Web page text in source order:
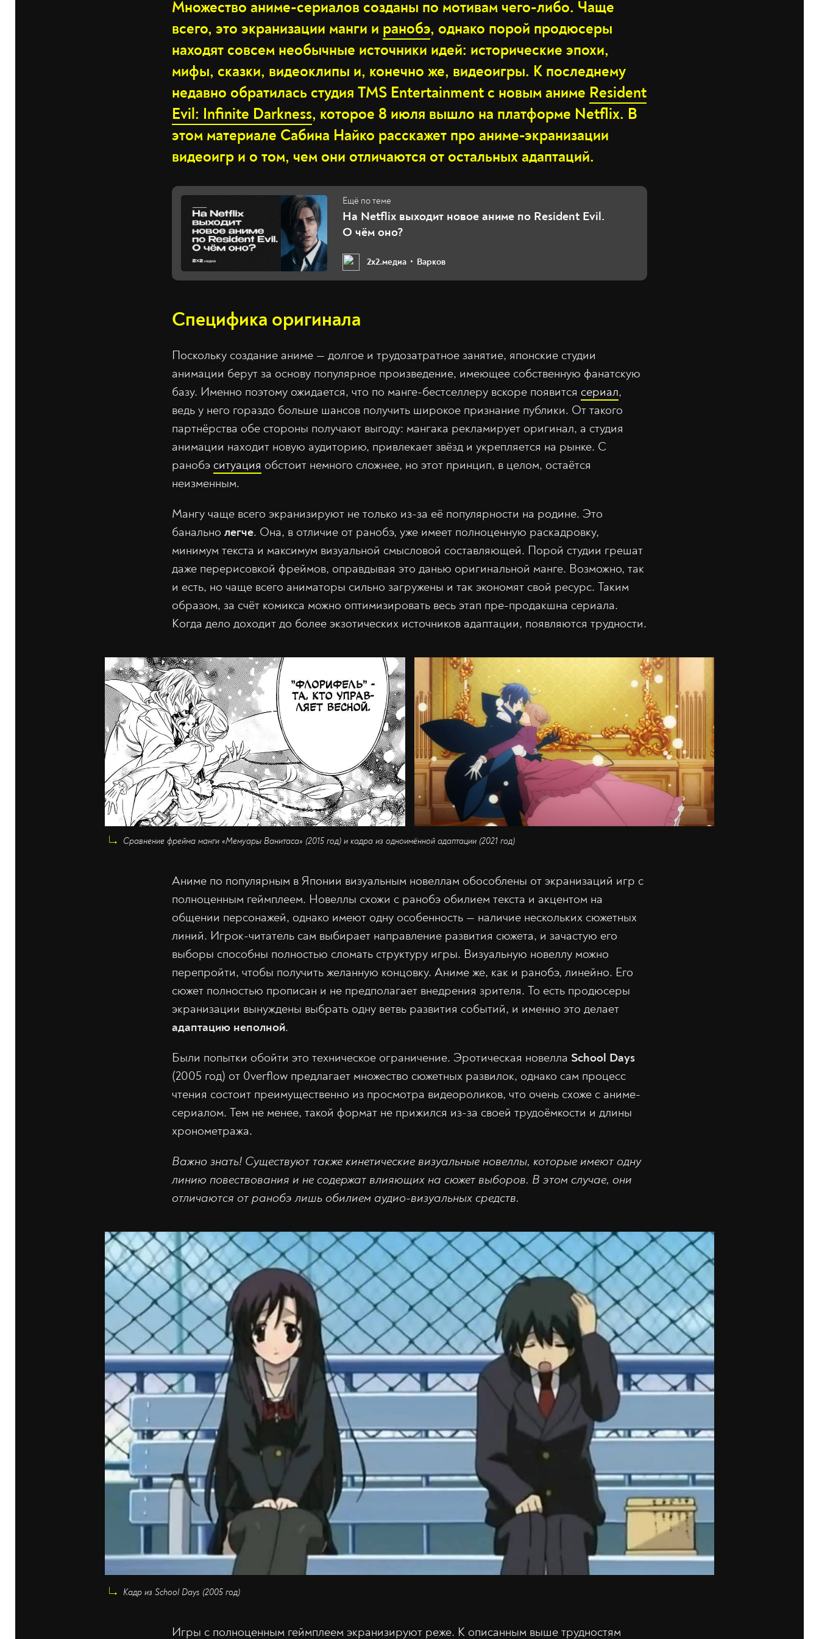
Множество аниме-сериалов созданы по мотивам чего-либо. Чаще
всего, это экранизации манги и ранобэ, однако порой продюсеры
находят совсем необычные источники идей: исторические эпохи,
мифы, сказки, видеоклипы и, конечно же, видеоигры. К последнему
недавно обратилась студия TMS Entertainment с новым аниме Resident
Evil: Infinite Darkness, которое 8 июля вышло на платформе Netflix. В
этом материале Сабина Найко расскажет про аниме-экранизации
видеоигр и о том, чем они отличаются от остальных адаптаций.
На Netflix выходит новое аниме по Resident Evil.
О чём оно?
2х2.медиа Варков
Специфика оригинала
Поскольку создание аниме — долгое и трудозатратное занятие, японские студии
анимации берут за основу популярное произведение, имеющее собственную фанатскую
базу. Именно поэтому ожидается, что по манге-бестселлеру вскоре появится сериал,
ведь у него гораздо больше шансов получить широкое признание публики. От такого
партнёрства обе стороны получают выгоду: мангака рекламирует оригинал, а студия
анимации находит новую аудиторию, привлекает звёзд и укрепляется на рынке. С
ранобэ ситуация обстоит немного сложнее, но этот принцип, в целом, остаётся
неизменным.
Мангу чаще всего экранизируют не только из-за её популярности на родине. Это
банально легче. Она, в отличие от ранобэ, уже имеет полноценную раскадровку,
минимум текста и максимум визуальной смысловой составляющей. Порой студии грешат
даже перерисовкой фреймов, оправдывая это данью оригинальной манге. Возможно, так
и есть, но чаще всего аниматоры сильно загружены и так экономят свой ресурс. Таким
образом, за счёт комикса можно оптимизировать весь этап пре-продакшна сериала.
Когда дело доходит до более экзотических источников адаптации, появляются трудности.
Сравнение фрейма манги «Мемуары Ванитаса» (2015 год) и кадра из одноимённой адаптации (2021 год)
Аниме по популярным в Японии визуальным новеллам обособлены от экранизаций игр с
полноценным геймплеем. Новеллы схожи с ранобэ обилием текста и акцентом на
общении персонажей, однако имеют одну особенность — наличие нескольких сюжетных
линий. Игрок-читатель сам выбирает направление развития сюжета, и зачастую его
выборы способны полностью сломать структуру игры. Визуальную новеллу можно
перепройти, чтобы получить желанную концовку. Аниме же, как и ранобэ, линейно. Его
сюжет полностью прописан и не предполагает внедрения зрителя. То есть продюсеры
экранизации вынуждены выбрать одну ветвь развития событий, и именно это делает
адаптацию неполной.
Были попытки обойти это техническое ограничение. Эротическая новелла School Days
(2005 год) от 0verflow предлагает множество сюжетных развилок, однако сам процесс
чтения состоит преимущественно из просмотра видеороликов, что очень схоже с аниме-
сериалом. Тем не менее, такой формат не прижился из-за своей трудоёмкости и длины
хронометража.
Важно знать! Существуют также кинетические визуальные новеллы, которые имеют одну
линию повествования и не содержат влияющих на сюжет выборов. В этом случае, они
отличаются от ранобэ лишь обилием аудио-визуальных средств.
Кадр из School Days (2005 год)
Игры с полноценным геймплеем экранизируют реже. К описанным выше трудностям